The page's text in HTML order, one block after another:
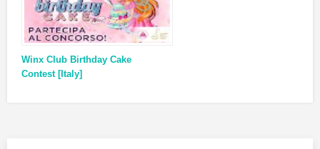
Winx Club Birthday Cake
Contest [Italy]